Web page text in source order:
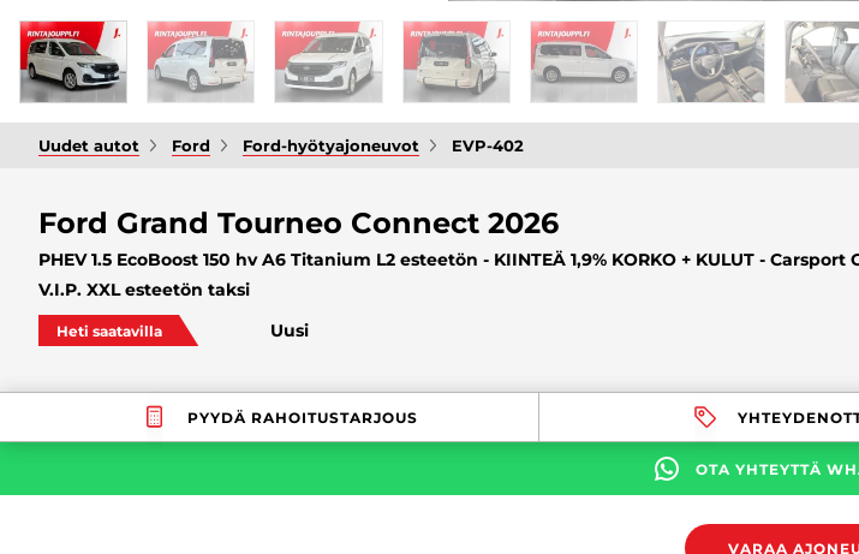
Uudet autot Ford Ford-hyötyajoneuvot EVP-402
Ford Grand Tourneo Connect 2026
PHEV 1.5 EcoBoost 150 hv A6 Titanium L2 esteetön - KIINTEÄ 1,9% KORKO + KULUT - Carsport
V.I.P. XXL esteetön taksi
Heti saatavilla Uusi
PYYDÄ RAHOITUSTARJOUS
OTA YHTEYTTÄ
VARAA